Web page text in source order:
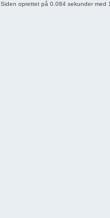
Siden oprettet på 0.084 sekunder med